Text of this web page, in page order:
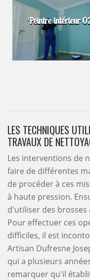
Peintre intérieur
LES TECHNIQUES
TRAVAUX DE
Les interventions de
faire de différentes
de procéder à ces
à haute pression.
d'utiliser des brosses
Pour effectuer ces
difficiles, il est
Artisan Dufresne
qui a plusieurs
remarquer qu'il